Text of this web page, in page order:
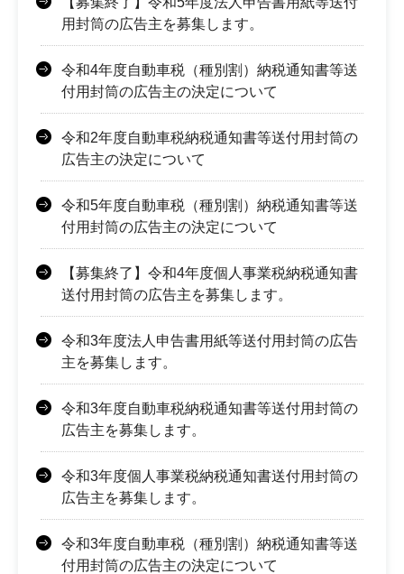
用封筒の広告主を募集します。
令和4年度自動車税（種別割）納税通知書等送
付用封筒の広告主の決定について
令和2年度自動車税納税通知書等送付用封筒の
広告主の決定について
令和5年度自動車税（種別割）納税通知書等送
付用封筒の広告主の決定について
【募集終了】令和4年度個人事業税納税通知書
送付用封筒の広告主を募集します。
令和3年度法人申告書用紙等送付用封筒の広告
主を募集します。
令和3年度自動車税納税通知書等送付用封筒の
広告主を募集します。
令和3年度個人事業税納税通知書送付用封筒の
広告主を募集します。
令和3年度自動車税（種別割）納税通知書等送
付用封筒の広告主の決定について